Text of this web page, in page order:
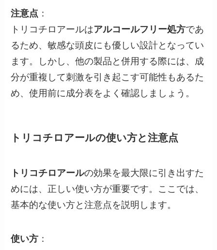
注意点 ：
トリコチロアールはアルコールフリー処方であ
るため、敏感な頭皮にも優しい設計となってい
ます。しかし、他の製品と併用する際には、成
分が重複して刺激を引き起こす可能性もあるた
め、使用前に成分表をよく確認しましょう。
トリコチロアールの使い方と注意点
トリコチロアールの効果を最大限に引き出すた
めには、正しい使い方が重要です。ここでは、
基本的な使い方と注意点を説明します。
使い方 ：